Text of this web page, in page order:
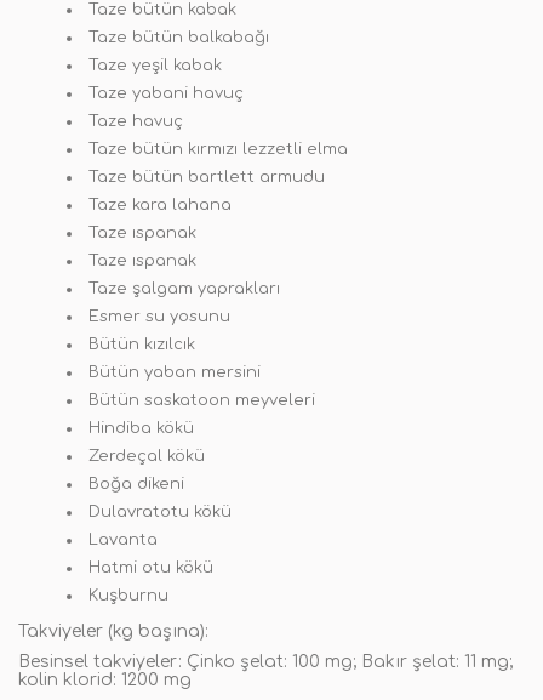
Taze bütün kabak
Taze bütün balkabağı
Taze yeşil kabak
Taze yabani havuç
Taze havuç
Taze bütün kırmızı lezzetli elma
Taze bütün bartlett armudu
Taze kara lahana
Taze ıspanak
Taze ıspanak
Taze şalgam yaprakları
Esmer su yosunu
Bütün kızılcık
Bütün yaban mersini
Bütün saskatoon meyveleri
Hindiba kökü
Zerdeçal kökü
Boğa dikeni
Dulavratotu kökü
Lavanta
Hatmi otu kökü
Kuşburnu
Takviyeler (kg başına):
Besinsel takviyeler: Çinko şelat: 100 mg; Bakır şelat: 11 mg;
kolin klorid: 1200 mg